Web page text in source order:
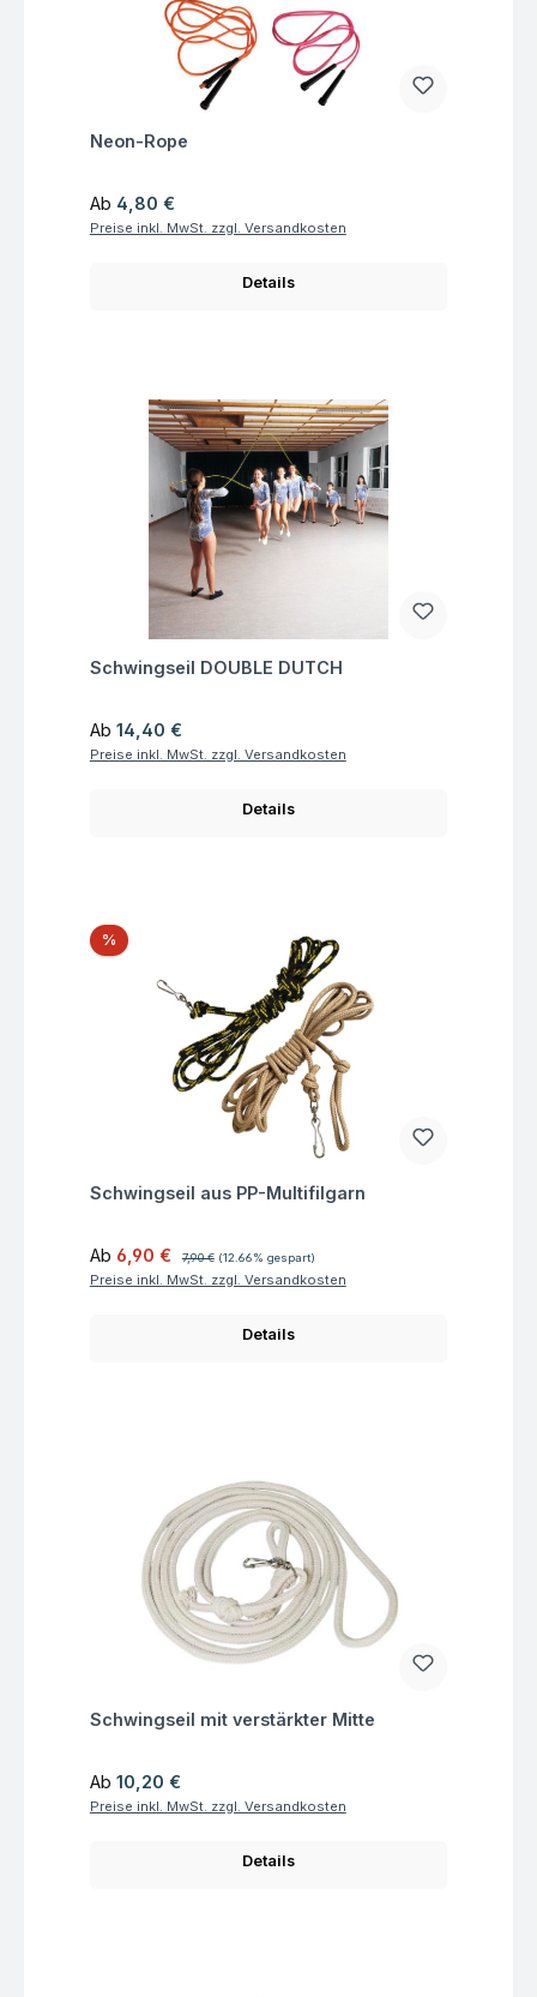
Fragen zum Artikel
Neon-Rope
Regulärer Preis:
Ab 4,80 €
Preise inkl. MwSt. zzgl. Versandkosten
Details
Fragen zum Artikel
Schwingseil DOUBLE DUTCH
Regulärer Preis:
Ab 14,40 €
Preise inkl. MwSt. zzgl. Versandkosten
Details
%Rabatt
Fragen zum Artikel
Schwingseil aus PP-Multifilgarn
Verkaufspreis:
Ab 6,90 € Regulärer Preis:
7,90 € (12.66% gespart)
Preise inkl. MwSt. zzgl. Versandkosten
Details
Fragen zum Artikel
Schwingseil mit verstärkter Mitte
Regulärer Preis:
Ab 10,20 €
Preise inkl. MwSt. zzgl. Versandkosten
Details